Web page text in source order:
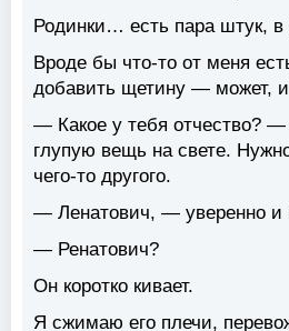
Родинки… есть пара штук, в
Вроде бы что-то от меня
добавить щетину — может,
— Какое у тебя отчество?
глупую вещь на свете.
чего-то другого.
— Ленатович, — уверенно и
— Ренатович?
Он коротко кивает.
Я сжимаю его плечи,